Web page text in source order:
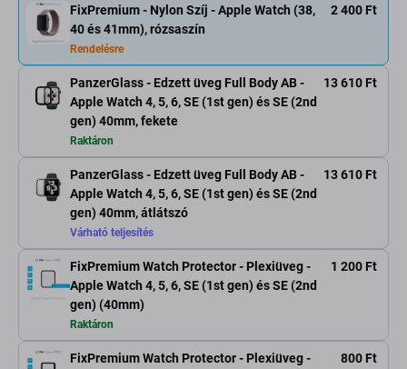
PanzerGlass - Edzett üveg Full Body AB -
Apple Watch 4, 5, 6, SE (1st gen) és SE (2nd
gen) 40mm, fekete
13 610 Ft
Raktáron
PanzerGlass - Edzett üveg Full Body AB -
Apple Watch 4, 5, 6, SE (1st gen) és SE (2nd
gen) 40mm, átlátszó
13 610 Ft
Várható teljesítés
FixPremium Watch Protector - Plexiüveg -
Apple Watch 4, 5, 6, SE (1st gen) és SE (2nd
gen) (40mm)
1 200 Ft
Raktáron
FixPremium Watch Protector - Plexiüveg -
800 Ft
FixPremium - Nylon Szíj - Apple Watch (38,
40 és 41mm), rózsaszín
2 400 Ft
Rendelésre